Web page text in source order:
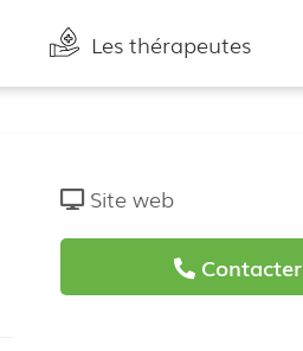
Les thérapeutes
Site web
Contacter